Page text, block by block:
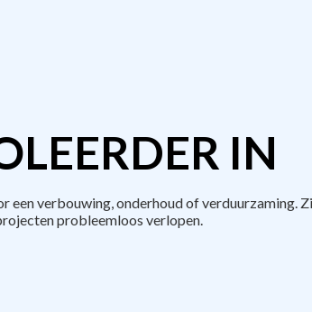
IN
verbouwing, onderhoud of verduurzaming.
probleemloos verlopen.